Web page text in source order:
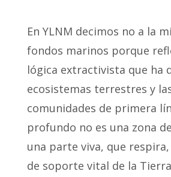
En YLNM decimos no a la
fondos marinos porque
lógica extractivista que ha
ecosistemas terrestres y
comunidades de primera
profundo no es una zona
una parte viva, que
de soporte vital de la